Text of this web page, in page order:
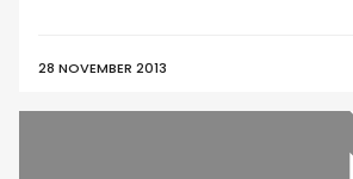
28 NOVEMBER 2013